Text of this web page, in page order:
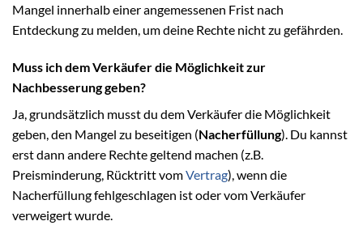
Mangel innerhalb einer angemessenen Frist nach
Entdeckung zu melden, um deine Rechte nicht zu gefährden.
Muss ich dem Verkäufer die Möglichkeit zur
Nachbesserung geben?
Ja, grundsätzlich musst du dem Verkäufer die Möglichkeit
geben, den Mangel zu beseitigen (Nacherfüllung). Du kannst
erst dann andere Rechte geltend machen (z.B.
Preisminderung, Rücktritt vomVertrag), wenn die
Nacherfüllung fehlgeschlagen ist oder vom Verkäufer
verweigert wurde.